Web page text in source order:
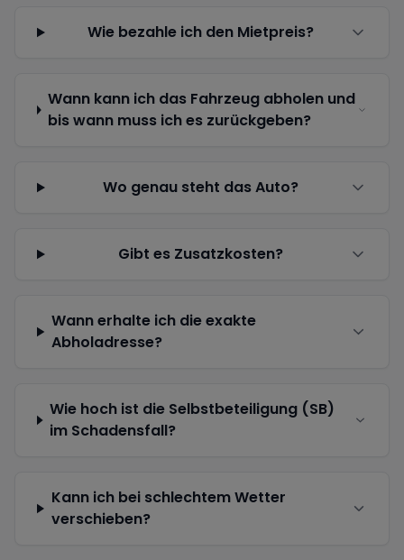
Wie bezahle ich den Mietpreis?
Wann kann ich das Fahrzeug abholen und
bis wann muss ich es zurückgeben?
Wo genau steht das Auto?
Gibt es Zusatzkosten?
Wann erhalte ich die exakte
Abholadresse?
Wie hoch ist die Selbstbeteiligung (SB)
im Schadensfall?
Kann ich bei schlechtem Wetter
verschieben?